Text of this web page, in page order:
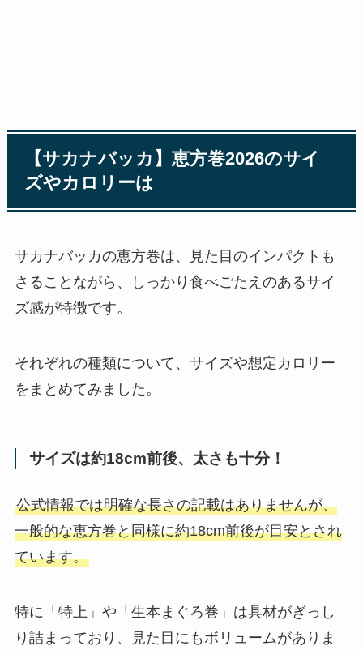
【サカナバッカ】恵方巻2026のサイ
ズやカロリーは
サカナバッカの恵方巻は、見た目のインパクトも
さることながら、しっかり食べごたえのあるサイ
ズ感が特徴です。
それぞれの種類について、サイズや想定カロリー
をまとめてみました。
サイズは約18cm前後、太さも十分！
公式情報では明確な長さの記載はありませんが、
一般的な恵方巻と同様に約18cm前後が目安とされ
ています。
特に「特上」や「生本まぐろ巻」は具材がぎっし
り詰まっており、見た目にもボリュームがありま